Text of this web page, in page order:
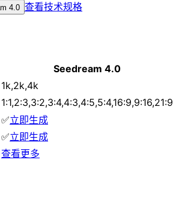
4.0 查看技术规格
Seedream 4.0
1k,2k,4k
1:1,2:3,3:2,3:4,4:3,4:5,5:4,16:9,9:16,21:9
✅立即生成
✅立即生成
查看更多